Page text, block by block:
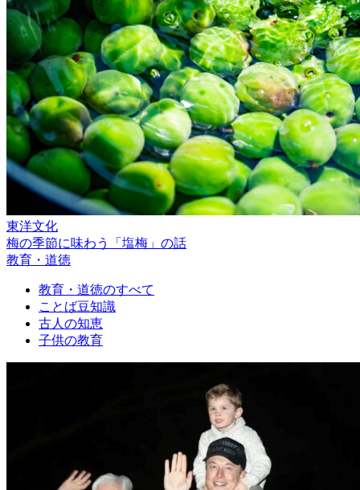
東洋文化
梅の季節に味わう「塩梅」の話
教育・道徳
教育・道徳のすべて
ことば豆知識
古人の知恵
子供の教育